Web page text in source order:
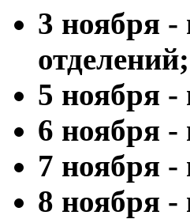
3 ноября
отделений;
5 ноября
6 ноября
7 ноября
8 ноября